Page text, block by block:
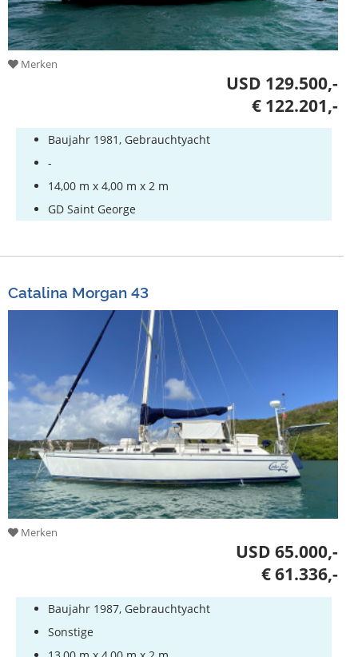
Merken
USD 129.500,-
€ 122.201,-
Baujahr 1981, Gebrauchtyacht
-
14,00 m x 4,00 m x 2 m
GD Saint George
Catalina Morgan 43
Merken
USD 65.000,-
€ 61.336,-
Baujahr 1987, Gebrauchtyacht
Sonstige